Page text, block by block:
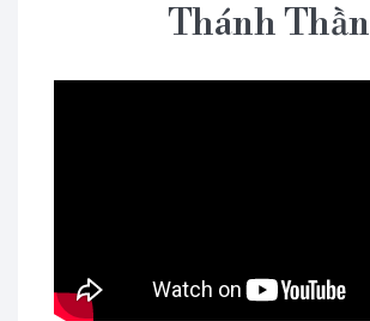
Thánh Thần